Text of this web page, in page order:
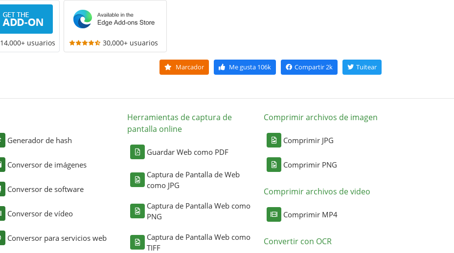
14,000+ usuarios 30,000+ usuarios
Marcador Me gusta106k Compartir 2k Tuitear
Generador de hash
Conversor de imágenes
Conversor de software
Conversor de vídeo
Conversor para servicios web
Herramientas de captura de
pantalla online
Guardar Web como PDF
Captura de Pantalla de Web
como JPG
Captura de Pantalla Web como
PNG
Captura de Pantalla Web como
TIFF
Comprimir archivos de imagen
Comprimir JPG
Comprimir PNG
Comprimir archivos de video
Comprimir MP4
Convertir con OCR